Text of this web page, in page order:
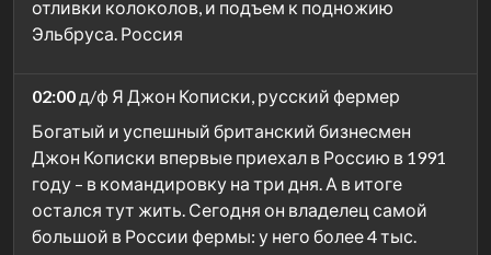
отливки колоколов, и подъем к подножию
Эльбруса. Россия
02:00д/ф Я Джон Кописки, русский фермер
Богатый и успешный британский бизнесмен
Джон Кописки впервые приехал в Россию в 1991
году – в командировку на три дня. А в итоге
остался тут жить. Сегодня он владелец самой
большой в России фермы: у него более 4 тыс.